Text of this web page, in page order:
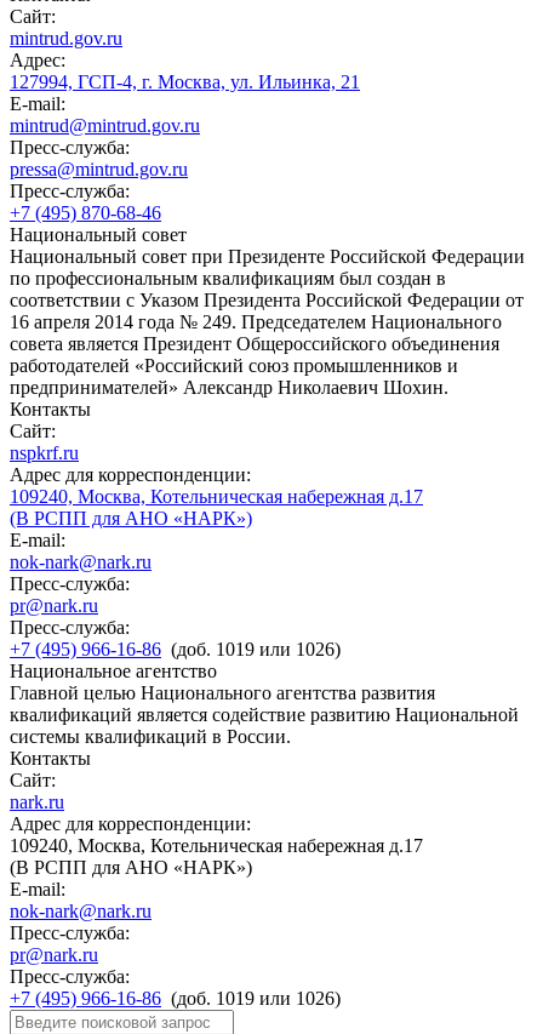
Сайт:
mintrud.gov.ru
Адрес:
127994, ГСП-4, г. Москва, ул. Ильинка, 21
E-mail:
mintrud@mintrud.gov.ru
Пресс-служба:
pressa@mintrud.gov.ru
Пресс-служба:
+7 (495) 870-68-46
Национальный совет
Национальный совет при Президенте Российской Федерации
по профессиональным квалификациям был создан в
соответствии с Указом Президента Российской Федерации от
16 апреля 2014 года № 249. Председателем Национального
совета является Президент Общероссийского объединения
работодателей «Российский союз промышленников и
предпринимателей» Александр Николаевич Шохин.
Контакты
Сайт:
nspkrf.ru
Адрес для корреспонденции:
109240, Москва, Котельническая набережная д.17
(В РСПП для АНО «НАРК»)
E-mail:
nok-nark@nark.ru
Пресс-служба:
pr@nark.ru
Пресс-служба:
+7 (495) 966-16-86 (доб. 1019 или 1026)
Национальное агентство
Главной целью Национального агентства развития
квалификаций является содействие развитию Национальной
системы квалификаций в России.
Контакты
Сайт:
nark.ru
Адрес для корреспонденции:
109240, Москва, Котельническая набережная д.17
(В РСПП для АНО «НАРК»)
E-mail:
nok-nark@nark.ru
Пресс-служба:
pr@nark.ru
Пресс-служба:
+7 (495) 966-16-86 (доб. 1019 или 1026)